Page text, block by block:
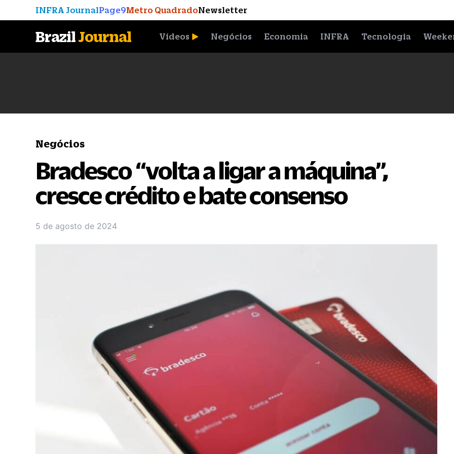
INFRA JournalPage9Metro QuadradoNewsletter
BrazilJournal Vídeos Negócios Economia INFRA Tecnologia
Negócios
Bradesco “volta a ligar a máquina”,
cresce crédito e bate consenso
5 de agosto de 2024